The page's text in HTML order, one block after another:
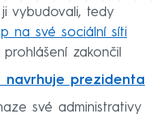
vybudovali, tedy
na své sociální síti
zakončil
navrhuje prezidenta
své administrativy